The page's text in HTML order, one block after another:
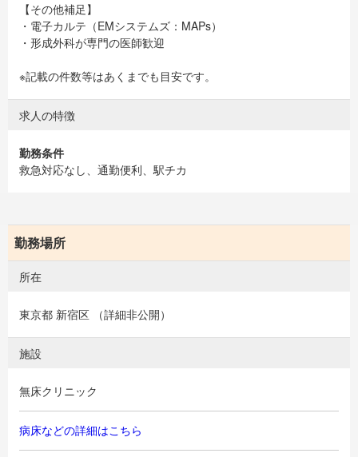
【その他補足】
・電子カルテ（EMシステムズ：MAPs）
・形成外科が専門の医師歓迎
※記載の件数等はあくまでも目安です。
求人の特徴
勤務条件
救急対応なし、通勤便利、駅チカ
勤務場所
所在
東京都 新宿区 （詳細非公開）
施設
無床クリニック
病床などの詳細はこちら